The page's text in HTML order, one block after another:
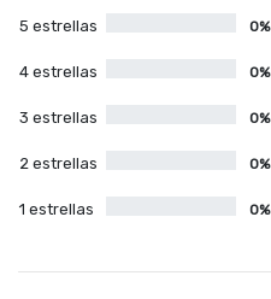
5 estrellas
0%
4 estrellas 0%
3 estrellas 0%
2 estrellas 0%
1 estrellas 0%